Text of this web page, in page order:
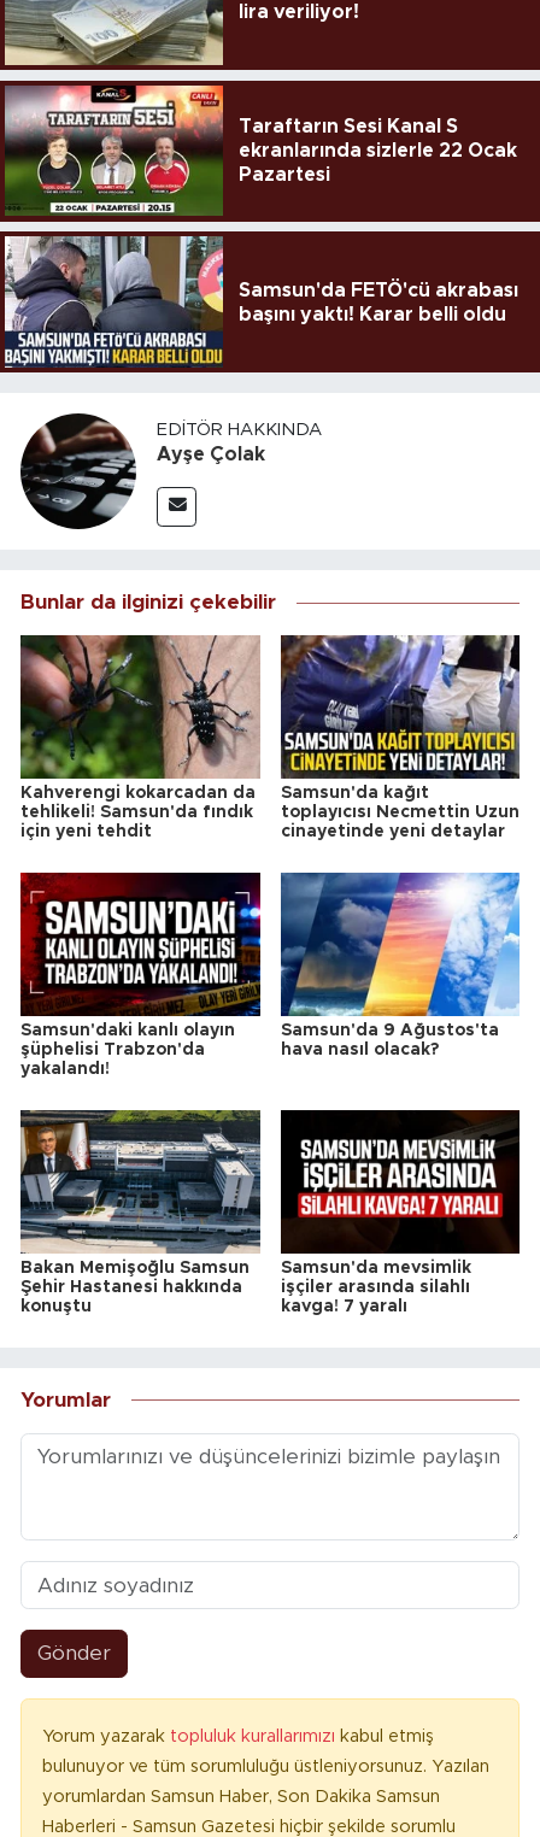
lira veriliyor!
Taraftarın Sesi Kanal S
ekranlarında sizlerle 22 Ocak
Pazartesi
Samsun'da FETÖ'cü akrabası
başını yaktı! Karar belli oldu
EDITÖR HAKKINDA
Ayşe Çolak
Bunlar da ilginizi çekebilir
Kahverengi kokarcadan da
tehlikeli! Samsun'da fındık
için yeni tehdit
Samsun'da kağıt
toplayıcısı Necmettin Uzun
cinayetinde yeni detaylar
Samsun'daki kanlı olayın
şüphelisi Trabzon'da
yakalandı!
Samsun'da 9 Ağustos'ta
hava nasıl olacak?
Bakan Memişoğlu Samsun
Şehir Hastanesi hakkında
konuştu
Samsun'da mevsimlik
işçiler arasında silahlı
kavga! 7 yaralı
Yorumlar
Gönder
Yorum yazarak topluluk kurallarımızı kabul etmiş
bulunuyor ve tüm sorumluluğu üstleniyorsunuz. Yazılan
yorumlardan Samsun Haber, Son Dakika Samsun
Haberleri - Samsun Gazetesi hiçbir şekilde sorumlu